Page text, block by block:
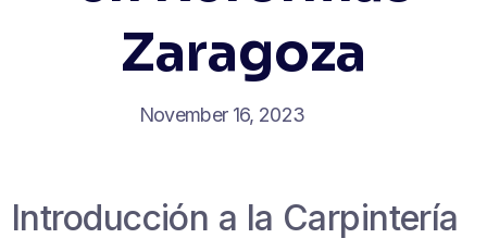
Zaragoza
November 16, 2023
Introducción a la Carpintería